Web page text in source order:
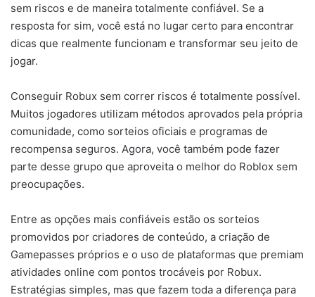
sem riscos e de maneira totalmente confiável. Se a
resposta for sim, você está no lugar certo para encontrar
dicas que realmente funcionam e transformar seu jeito de
jogar.
Conseguir Robux sem correr riscos é totalmente possível.
Muitos jogadores utilizam métodos aprovados pela própria
comunidade, como sorteios oficiais e programas de
recompensa seguros. Agora, você também pode fazer
parte desse grupo que aproveita o melhor do Roblox sem
preocupações.
Entre as opções mais confiáveis estão os sorteios
promovidos por criadores de conteúdo, a criação de
Gamepasses próprios e o uso de plataformas que premiam
atividades online com pontos trocáveis por Robux.
Estratégias simples, mas que fazem toda a diferença para